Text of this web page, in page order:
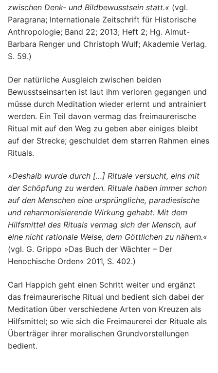
zwischen Denk- und Bildbewusstsein statt.« (vgl.
Paragrana; Internationale Zeitschrift für Historische
Anthropologie; Band 22; 2013; Heft 2; Hg. Almut-
Barbara Renger und Christoph Wulf; Akademie Verlag.
S. 59.)
Der natürliche Ausgleich zwischen beiden
Bewusstseinsarten ist laut ihm verloren gegangen und
müsse durch Meditation wieder erlernt und antrainiert
werden. Ein Teil davon vermag das freimaurerische
Ritual mit auf den Weg zu geben aber einiges bleibt
auf der Strecke; geschuldet dem starren Rahmen eines
Rituals.
»Deshalb wurde durch […] Rituale versucht, eins mit
der Schöpfung zu werden. Rituale haben immer schon
auf den Menschen eine ursprüngliche, paradiesische
und reharmonisierende Wirkung gehabt. Mit dem
Hilfsmittel des Rituals vermag sich der Mensch, auf
eine nicht rationale Weise, dem Göttlichen zu nähern.«
(vgl. G. Grippo »Das Buch der Wächter – Der
Henochische Orden« 2011, S. 402.)
Carl Happich geht einen Schritt weiter und ergänzt
das freimaurerische Ritual und bedient sich dabei der
Meditation über verschiedene Arten von Kreuzen als
Hilfsmittel; so wie sich die Freimaurerei der Rituale als
Überträger ihrer moralischen Grundvorstellungen
bedient.